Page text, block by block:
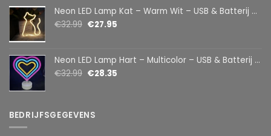
Neon LED Lamp Kat – Warm Wit – USB & Batterij – Decoratieve Tafellamp voor Kinderkamer – 28,5 x 24,5 cm
€32.99 €27.95
Neon LED Lamp Hart – Multicolor – USB & Batterij – Hartvormige Sfeerlamp – Kinderkamer & Slaapkamer – 25,2 x 23 cm
€32.99 €28.35
BEDRIJFSGEGEVENS